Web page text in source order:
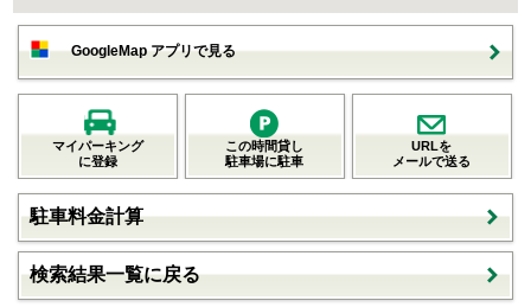
GoogleMap アプリで見る
マイパーキング
に登録
この時間貸し
駐車場に駐車
URLを
メールで送る
駐車料金計算
検索結果一覧に戻る